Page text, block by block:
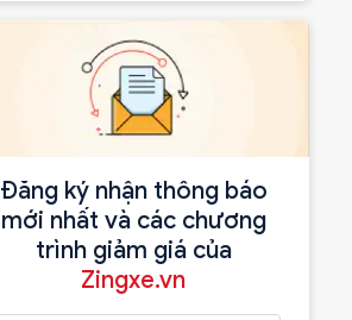
Đăng ký nhận thông báo
mới nhất và các chương
trình giảm giá của
Zingxe.vn